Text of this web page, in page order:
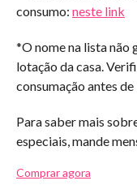
consumo: neste link
*O nome na lista não
lotação da casa.
consumação antes
Para saber mais
especiais, mande
Comprar agora